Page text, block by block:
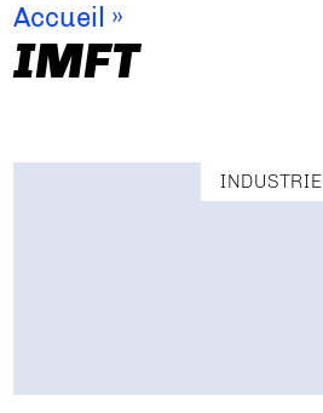
Accueil »
IMFT
INDUSTRIE